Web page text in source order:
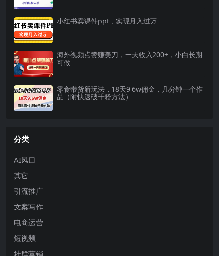
小红书卖课件ppt，实现月入过万
海外视频点赞赚美刀，一天收入200+，小白长期
可做
零食带货新玩法，18天9.6w佣金，几分钟一个作
品（附快速破千粉方法）
分类
AI风口
其它
引流推广
文案写作
电商运营
短视频
社群营销